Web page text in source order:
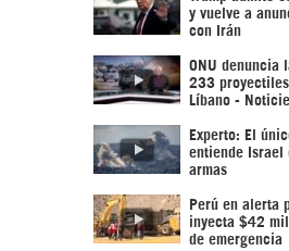
y vuelve a
con Irán
ONU denuncia
233
Líbano -
Experto: El
entiende Israel
armas
Perú en alerta
inyecta $42
de emergencia